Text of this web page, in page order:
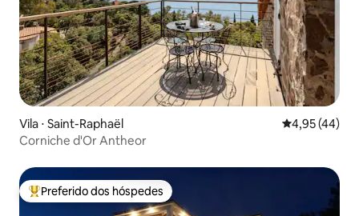
Vila ⋅ Saint-Raphaël 4,95 de uma
4,95 (44)
Corniche d'Or Antheor
Entre os melhores preferidos dos hóspedes
Preferido dos hóspedes